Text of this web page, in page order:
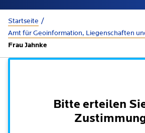
Startseite
Amt für Geoinformation, Liegenschaften
Frau Jahnke
Bitte erteilen
Rathaus
Online-Dienste - Serviceportal
Rathauskalender
Amtsblatt / Ausschreibungen /
Lebenslagen
Migration und Integration
Ehe und Trennung
Rat der Stadt Bochum
Ausschüsse und Beiräte
Bürgerbeteiligung und